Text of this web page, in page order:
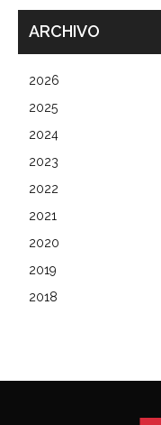
ARCHIVO
2026
2025
2024
2023
2022
2021
2020
2019
2018